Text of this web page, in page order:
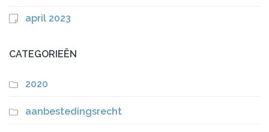
april 2023
CATEGORIEËN
2020
aanbestedingsrecht